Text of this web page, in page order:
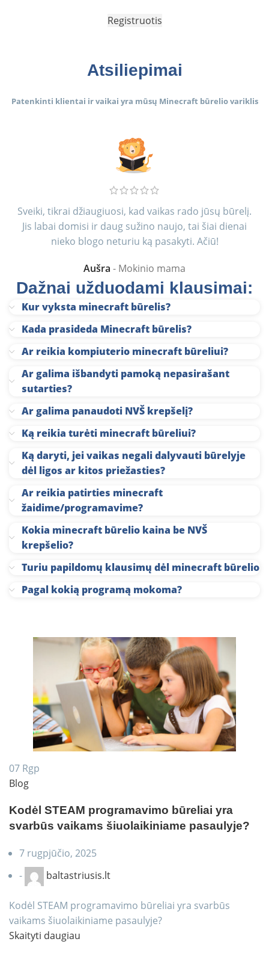
Registruotis
Atsiliepimai
Patenkinti klientai ir vaikai yra mūsų Minecraft būrelio variklis
Sveiki, tikrai džiaugiuosi, kad vaikas rado jūsų būrelį.
Jis labai domisi ir daug sužino naujo, tai šiai dienai
nieko blogo neturiu ką pasakyti. Ačiū!
Aušra Mokinio mama
Dažnai užduodami klausimai:
Kur vyksta minecraft būrelis?
Kada prasideda Minecraft būrelis?
Ar reikia kompiuterio minecraft būreliui?
Ar galima išbandyti pamoką nepasirašant
sutarties?
Ar galima panaudoti NVŠ krepšelį?
Ką reikia turėti minecraft būreliui?
Ką daryti, jei vaikas negali dalyvauti būrelyje
dėl ligos ar kitos priežasties?
Ar reikia patirties minecraft
žaidime/programavime?
Kokia minecraft būrelio kaina be NVŠ
krepšelio?
Turiu papildomų klausimų dėl minecraft būrelio
Pagal kokią programą mokoma?
07 Rgp
Blog
Kodėl STEAM programavimo būreliai yra
svarbūs vaikams šiuolaikiniame pasaulyje?
7 rugpjūčio, 2025
-
baltastriusis.lt
Kodėl STEAM programavimo būreliai yra svarbūs
vaikams šiuolaikiniame pasaulyje?
Skaityti daugiau